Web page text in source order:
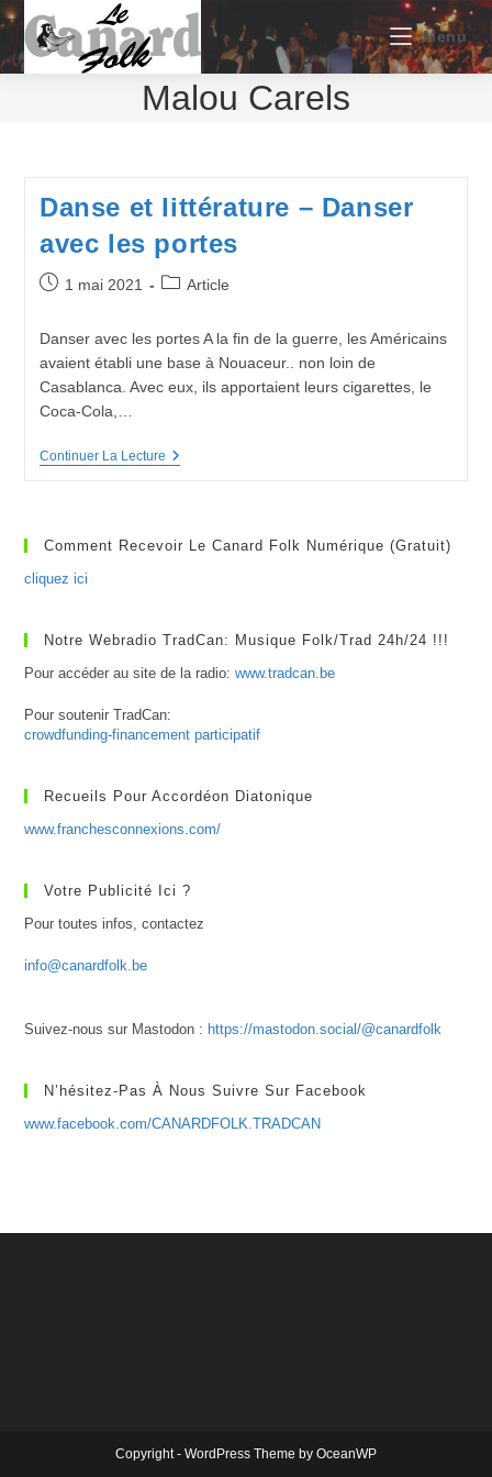
Skip
to
content
Menu
Malou Carels
Danse et littérature – Danser
avec les portes
Publication
1 mai 2021
PostArticle
Danser avec les portes A la fin de la guerre, les Américains
avaient établi une base à Nouaceur.. non loin de
Casablanca. Avec eux, ils apportaient leurs cigarettes, le
Coca-Cola,…
Continuer La LectureDanse
Avec
Comment Recevoir Le Canard Folk Numérique (gratuit)
cliquez ici
Notre Webradio TradCan: Musique Folk/Trad 24h/24 !!!
Pour accéder au site de la radio:www.tradcan.be
Pour soutenir TradCan:
crowdfunding-financement participatif
Recueils Pour Accordéon Diatonique
www.franchesconnexions.com/
Votre Publicité Ici ?
Pour toutes infos, contactez
info@canardfolk.be
Suivez-nous sur Mastodon : https://mastodon.social/@canardfolk
N’hésitez-Pas À Nous Suivre Sur Facebook
www.facebook.com/CANARDFOLK.TRADCAN
Copyright - WordPress Theme by OceanWP